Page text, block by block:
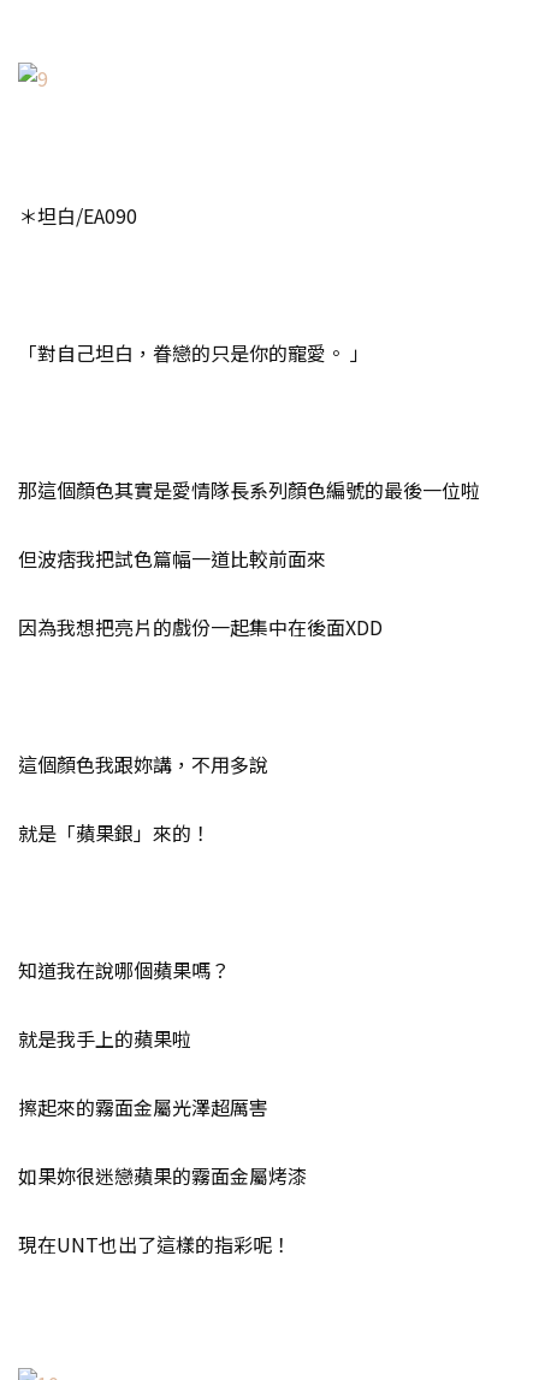
＊坦白/EA090
「對自己坦白，眷戀的只是你的寵愛。 」
那這個顏色其實是愛情隊長系列顏色編號的最後一位啦
但波痞我把試色篇幅一道比較前面來
因為我想把亮片的戲份一起集中在後面XDD
這個顏色我跟妳講，不用多說
就是「蘋果銀」來的！
知道我在說哪個蘋果嗎？
就是我手上的蘋果啦
擦起來的霧面金屬光澤超厲害
如果妳很迷戀蘋果的霧面金屬烤漆
現在UNT也出了這樣的指彩呢！